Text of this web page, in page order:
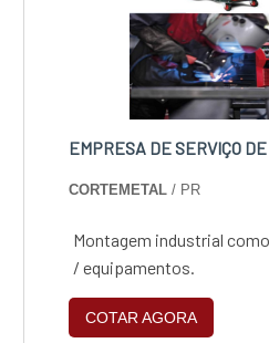
EMPRESA DE SERVIÇO
CORTEMETAL / PR
Montagem industrial
/ equipamentos.
COTAR AGORA